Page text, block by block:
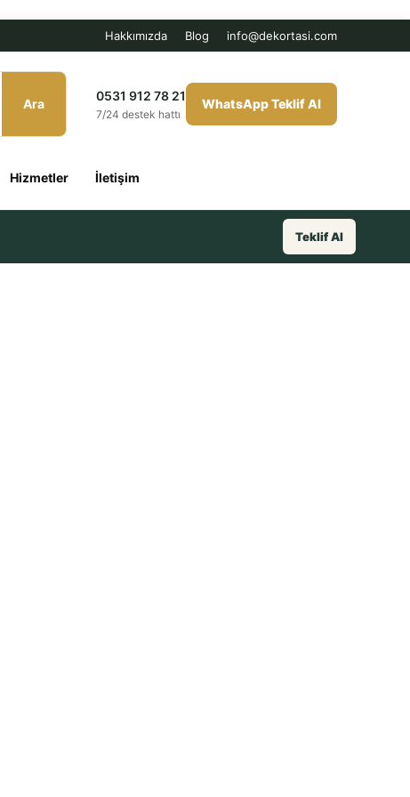
Hakkımızda Blog info@dekortasi.com
Ara
0531 912 78 21
7/24 destek hattı
WhatsApp Teklif Al
Hizmetler İletişim
Teklif Al